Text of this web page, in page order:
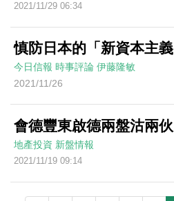
2021/11/29 06:34
慎防日本的「新資本主義
今日信報 時事評論 伊藤隆敏
2021/11/26
會德豐東啟德兩盤沽兩
地產投資 新盤情報
2021/11/19 09:14